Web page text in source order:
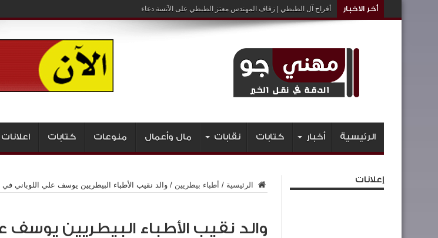
أخر الاخبار أفراح آل الطيطي | زفاف المهندس معتز الطيطي على الآنسة دعاء
الرئيسية أخبار كتابات نقابات مال وأعمال منوعات كتابات اعلانات
الرئيسية / أطباء بيطريين / والد نقيب الأطباء البيطريين يوسف علي اللوباني في
والد نقيب الأطباء البيطريين يوسف
إعلانات